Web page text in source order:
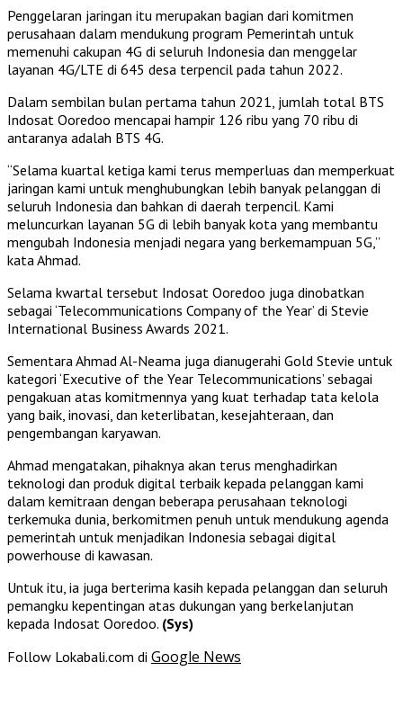
Penggelaran jaringan itu merupakan bagian dari komitmen
perusahaan dalam mendukung program Pemerintah untuk
memenuhi cakupan 4G di seluruh Indonesia dan menggelar
layanan 4G/LTE di 645 desa terpencil pada tahun 2022.
Dalam sembilan bulan pertama tahun 2021, jumlah total BTS
Indosat Ooredoo mencapai hampir 126 ribu yang 70 ribu di
antaranya adalah BTS 4G.
“Selama kuartal ketiga kami terus memperluas dan memperkuat
jaringan kami untuk menghubungkan lebih banyak pelanggan di
seluruh Indonesia dan bahkan di daerah terpencil. Kami
meluncurkan layanan 5G di lebih banyak kota yang membantu
mengubah Indonesia menjadi negara yang berkemampuan 5G,”
kata Ahmad.
Selama kwartal tersebut Indosat Ooredoo juga dinobatkan
sebagai ‘Telecommunications Company of the Year’ di Stevie
International Business Awards 2021.
Sementara Ahmad Al-Neama juga dianugerahi Gold Stevie untuk
kategori ‘Executive of the Year Telecommunications’ sebagai
pengakuan atas komitmennya yang kuat terhadap tata kelola
yang baik, inovasi, dan keterlibatan, kesejahteraan, dan
pengembangan karyawan.
Ahmad mengatakan, pihaknya akan terus menghadirkan
teknologi dan produk digital terbaik kepada pelanggan kami
dalam kemitraan dengan beberapa perusahaan teknologi
terkemuka dunia, berkomitmen penuh untuk mendukung agenda
pemerintah untuk menjadikan Indonesia sebagai digital
powerhouse di kawasan.
Untuk itu, ia juga berterima kasih kepada pelanggan dan seluruh
pemangku kepentingan atas dukungan yang berkelanjutan
kepada Indosat Ooredoo. (Sys)
Follow Lokabali.com di Google News